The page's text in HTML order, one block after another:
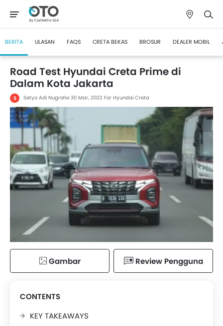
BERITA ULASAN FAQS CRETA BEKAS BROSUR DEALER MOBIL
Road Test Hyundai Creta Prime di
Dalam Kota Jakarta
S Setyo Adi Nugroho 30 Mar, 2022 For Hyundai Creta
Gambar Review Pengguna
CONTENTS
KEY TAKEAWAYS